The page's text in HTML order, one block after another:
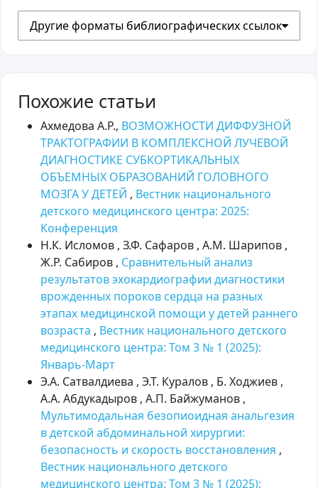
Другие форматы библиографических ссылок
Похожие статьи
Ахмедова А.Р., ВОЗМОЖНОСТИ ДИФФУЗНОЙ
ТРАКТОГРАФИИ В КОМПЛЕКСНОЙ ЛУЧЕВОЙ
ДИАГНОСТИКЕ СУБКОРТИКАЛЬНЫХ
ОБЪЕМНЫХ ОБРАЗОВАНИЙ ГОЛОВНОГО
МОЗГА У ДЕТЕЙ , Вестник национального
детского медицинского центра: 2025:
Kонференция
Н.К. Исломов , З.Ф. Сафаров , А.М. Шарипов ,
Ж.Р. Сабиров , Сравнительный анализ
результатов эхокардиографии диагностики
врожденных пороков сердца на разных
этапах медицинской помощи у детей раннего
возраста , Вестник национального детского
медицинского центра: Том 3 № 1 (2025):
Январь-Март
Э.А. Сатвалдиева , Э.Т. Куралов , Б. Ходжиев ,
А.А. Абдукадыров , А.П. Байжуманов ,
Мультимодальная безопиоидная анальгезия
в детской абдоминальной хирургии:
безопасность и скорость восстановления ,
Вестник национального детского
медицинского центра: Том 3 № 1 (2025):